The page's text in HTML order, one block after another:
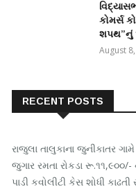
કોમર્સ
August
RECENT POSTS
રાજુલા તાલુકાના જુનીકાતર
જુગાર રમતા રોકડા રૂ.૧૧,૯૦૦/-
પાડી કવોલીટી કેસ શોધી